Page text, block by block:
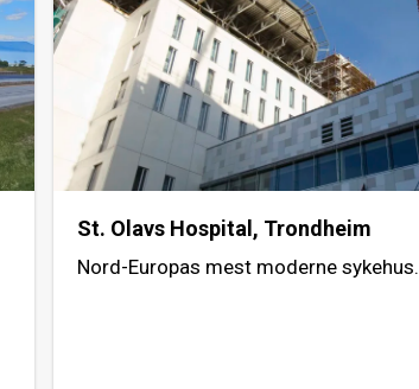
St. Olavs Hospital, Trondheim
Nord-Europas mest moderne sykehus.